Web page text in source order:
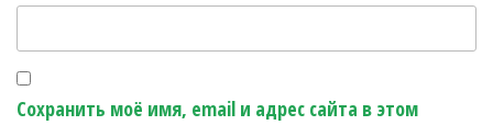
Сохранить моё имя, email и адрес сайта в этом